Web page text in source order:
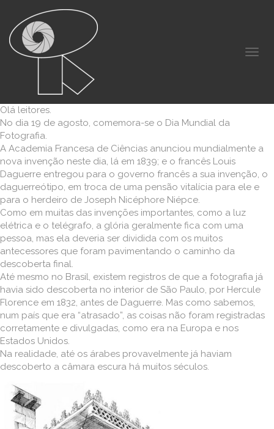
Olá leitores.
No dia 19 de agosto, comemora-se o Dia Mundial da
Fotografia.
A Academia Francesa de Ciências anunciou mundialmente a
nova invenção neste dia, lá em 1839; e o francês Louis
Daguerre entregou para o governo francês a sua invenção, o
daguerreótipo, em troca de uma pensão vitalícia para ele e
para o herdeiro de Joseph Nicéphore Niépce.
Como em muitas das invenções importantes, como a luz
elétrica e o telégrafo, a glória geralmente fica com uma
pessoa, mas ela deveria ser dividida com os muitos
antecessores que foram pavimentando o caminho da
descoberta final.
Até mesmo no Brasil, existem registros de que a fotografia já
havia sido descoberta no interior de São Paulo, por Hercule
Florence em 1832, antes de Daguerre. Mas como sabemos,
num país que era “atrasado”, as coisas não foram registradas
corretamente e divulgadas, como era na Europa e nos
Estados Unidos.
Na realidade, até os árabes provavelmente já haviam
descoberto a câmara escura há muitos séculos.